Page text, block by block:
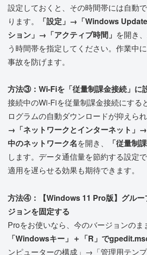
設定しておくと、その時間帯には自動
ります。
「設定」→「Windows
ション」→「アクティブ時間」 を開き
う時間帯を指定してください。作業中
事故を防げます。
方法③：Wi-Fiを「従量制課金接続」に
接続中のWi-Fiを従量制課金接続にする
ログラムの自動ダウンロードが抑えられ
→「ネットワークとインターネット」
中のネットワーク名を開き、 「従量制
します。データ通信量を節約する設定
適用を遅らせる効果も期待できます。
方法④：【Windows 11 Pro版】グルー
ジョンを固定する
Proをお使いなら、今のバージョンのま
「Windowsキー」＋「R」で
ンピューターの構成」→「管理用テンプ